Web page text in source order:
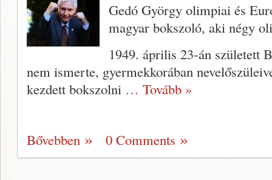
Gedó György olimpiai és
magyar bokszoló, aki négy
1949. április 23-án született
nem ismerte, gyermekkorában
kezdett bokszolni … Tovább »
Bővebben 0 Comments